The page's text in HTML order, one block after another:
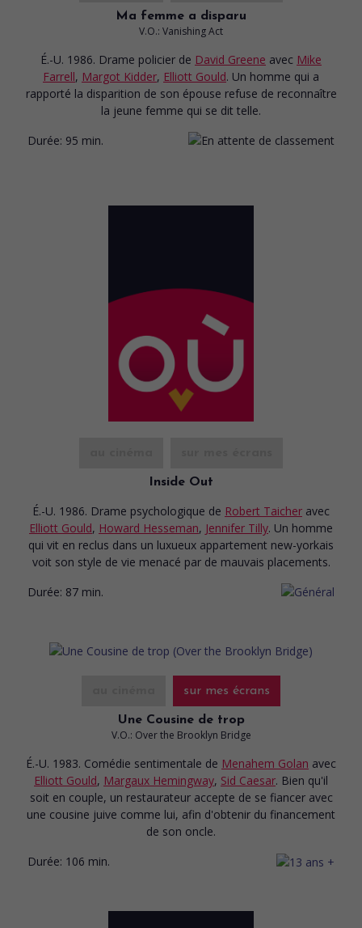
Ma femme a disparu
V.O.: Vanishing Act
É.-U. 1986. Drame policier de David Greene avec Mike
Farrell, Margot Kidder, Elliott Gould. Un homme qui a
rapporté la disparition de son épouse refuse de reconnaître
la jeune femme qui se dit telle.
Durée: 95 min.
Inside Out
É.-U. 1986. Drame psychologique de Robert Taicher avec
Elliott Gould, Howard Hesseman, Jennifer Tilly. Un homme
qui vit en reclus dans un luxueux appartement new-yorkais
voit son style de vie menacé par de mauvais placements.
Durée: 87 min.
sur mes écrans
Une Cousine de trop
V.O.: Over the Brooklyn Bridge
É.-U. 1983. Comédie sentimentale de Menahem Golan avec
Elliott Gould, Margaux Hemingway, Sid Caesar. Bien qu'il
soit en couple, un restaurateur accepte de se fiancer avec
une cousine juive comme lui, afin d'obtenir du financement
de son oncle.
Durée: 106 min.